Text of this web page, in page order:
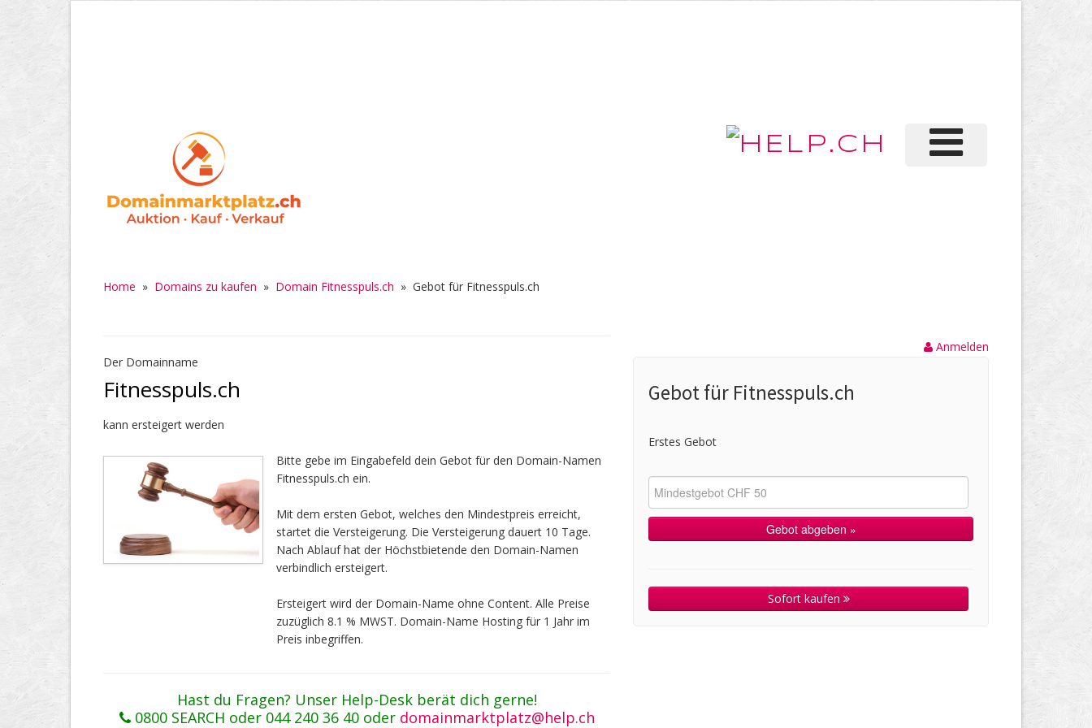
Home » Domains zu kaufen » Domain Fitnesspuls.ch » Gebot für Fitnesspuls.ch
Der Domainname
Fitnesspuls.ch
kann ersteigert werden
Bitte gebe im Eingabefeld dein Gebot für den Domain-Namen
Fitnesspuls.ch ein.
Mit dem ersten Gebot, welches den Mindestpreis erreicht,
startet die Versteigerung. Die Versteigerung dauert 10 Tage.
Nach Ablauf hat der Höchstbietende den Domain-Namen
verbindlich ersteigert.
Ersteigert wird der Domain-Name ohne Content. Alle Preise
zuzüglich 8.1 % MWST. Domain-Name Hosting für 1 Jahr im
Preis inbegriffen.
Hast du Fragen? Unser Help-Desk berät dich gerne!
0800 SEARCH oder 044 240 36 40 oder domainmarktplatz@help.ch
Anmelden
Gebot für Fitnesspuls.ch
Erstes Gebot
Sofort kaufen